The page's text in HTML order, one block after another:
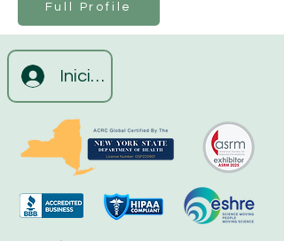
Full Profile
Iniciar sesión